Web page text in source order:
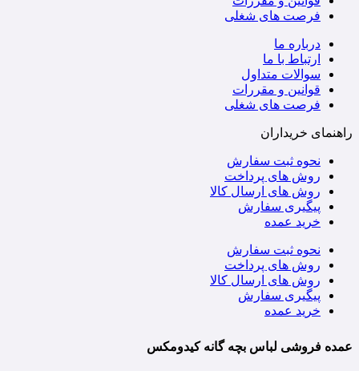
فرصت های شغلی
درباره ما
ارتباط با ما
سوالات متداول
قوانین و مقررات
فرصت های شغلی
راهنمای خریداران
نحوه ثبت سفارش
روش های پرداخت
روش های ارسال کالا
پیگیری سفارش
خرید عمده
نحوه ثبت سفارش
روش های پرداخت
روش های ارسال کالا
پیگیری سفارش
خرید عمده
عمده فروشی لباس بچه گانه کیدومکس